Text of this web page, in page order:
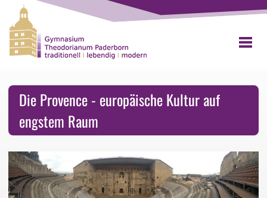
Die Provence - europäische Kultur auf
engstem Raum